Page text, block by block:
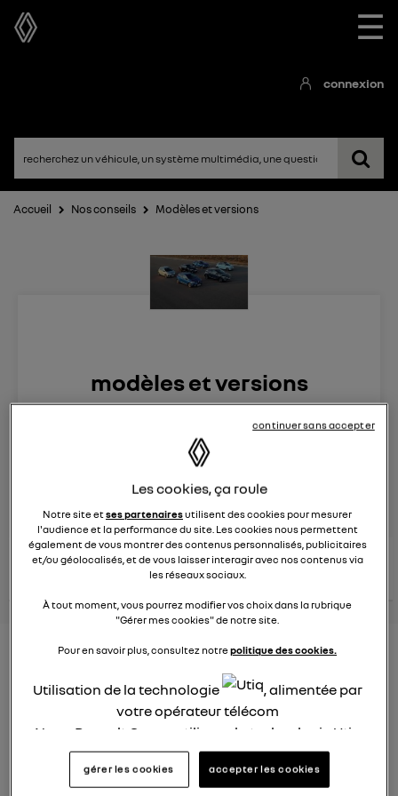
☰
connexion
Accueil Nos conseils Modèles et versions
modèles et versions
13:15
Véhicules RENAULT
posez une question
conseils Renault
consultez les
conseils
similaires
voir tous les
Nouveau modèle électrique
Renault 2022
26 janvier 2022
Les cookies, ça roule
Notre site etses partenairesutilisent des cookies pour mesurer
l'audience et la performance du site. Les cookies nous permettent
également de vous montrer des contenus personnalisés, publicitaires
et/ou géolocalisés, et de vous laisser interagir avec nos contenus via
les réseaux sociaux.
À tout moment, vous pourrez modifier vos choix dans la rubrique
"Gérer mes cookies" de notre site.
Pour en savoir plus, consultez notrepolitique des cookies.
Utilisation de la technologie
, alimentée par
votre opérateur télécom
Nous, Renault Group, utilisons la technologie Utiq
pour nos activités digitales (telles que décrites
dans cette notice de consentement) et liées à
gérer les cookies accepter les cookies
continuer sans accepter